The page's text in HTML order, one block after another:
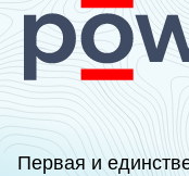
Первая и